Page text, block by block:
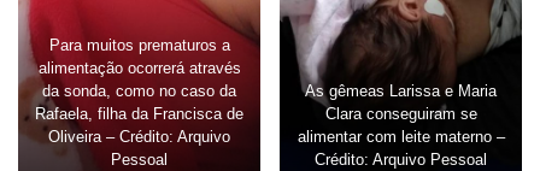
Para muitos prematuros a
alimentação ocorrerá através
da sonda, como no caso da
Rafaela, filha da Francisca de
Oliveira – Crédito: Arquivo
Pessoal
As gêmeas Larissa e Maria
Clara conseguiram se
alimentar com leite materno –
Crédito: Arquivo Pessoal